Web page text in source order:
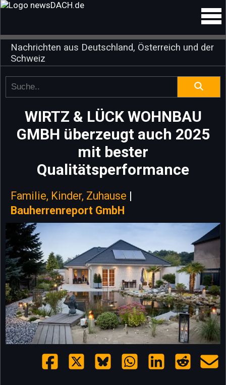
Nachrichten aus Deutschland, Österreich und der
Schweiz
WIRTZ & LÜCK WOHNBAU
GMBH überzeugt auch 2025
mit bester
Qualitätsperformance
Familie, Kinder, Zuhause |
Bauherrenreport GmbH